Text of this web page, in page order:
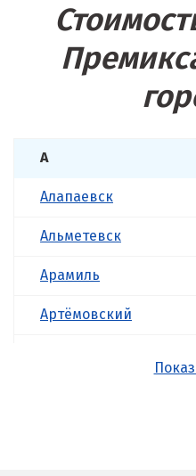
А
Алапаевск
Альметевск
Арамиль
Артёмовский